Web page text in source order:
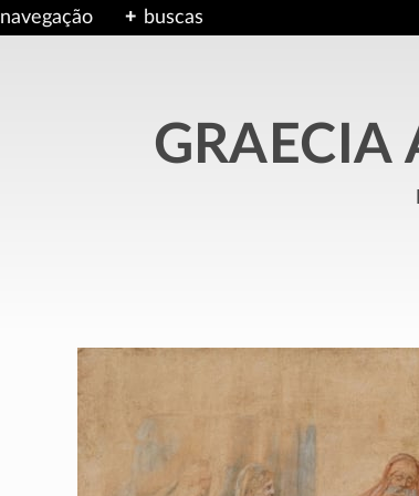
navegação buscas
GRAECIA